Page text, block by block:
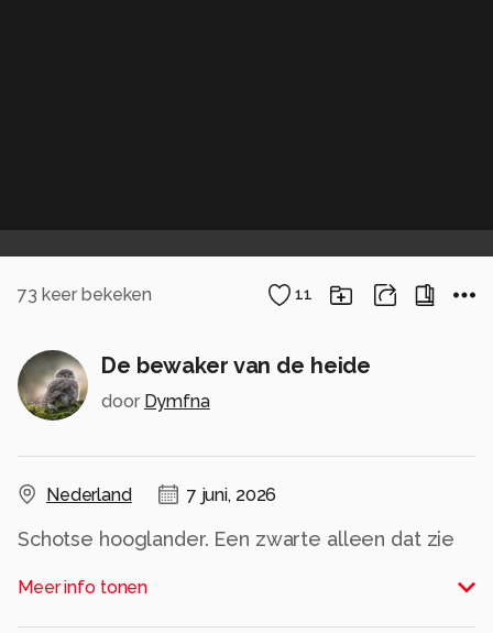
73 keer bekeken 11
De bewaker van de heide
door Dymfna
Nederland 7 juni, 2026
Schotse hooglander. Een zwarte alleen dat zie
kunnen zijn)
Meer info tonen